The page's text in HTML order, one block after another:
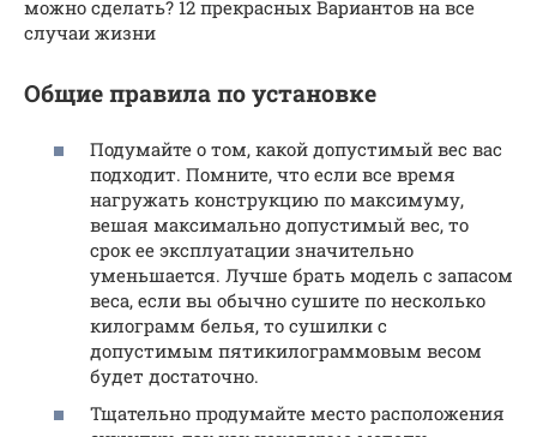
можно сделать? 12 прекрасных Вариантов на все
случаи жизни
Общие правила по установке
Подумайте о том, какой допустимый вес вас
подходит. Помните, что если все время
нагружать конструкцию по максимуму,
вешая максимально допустимый вес, то
срок ее эксплуатации значительно
уменьшается. Лучше брать модель с запасом
веса, если вы обычно сушите по несколько
килограмм белья, то сушилки с
допустимым пятикилограммовым весом
будет достаточно.
Тщательно продумайте место расположения